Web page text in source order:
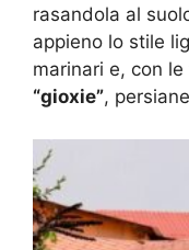
rasandola al
appieno lo stile
marinari e, con
“gioxie”,